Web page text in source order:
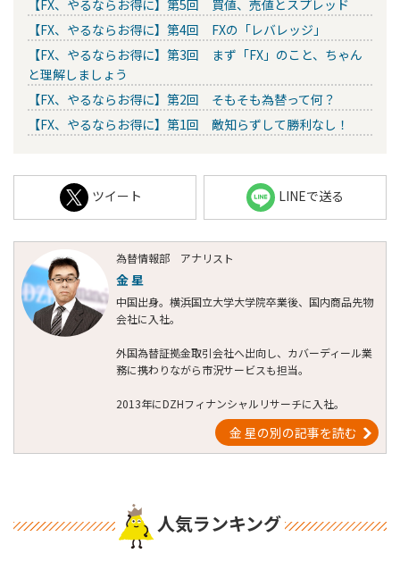
【FX、やるならお得に】第5回 買値、売値とスプレッド
【FX、やるならお得に】第4回 FXの「レバレッジ」
【FX、やるならお得に】第3回 まず「FX」のこと、ちゃん
と理解しましょう
【FX、やるならお得に】第2回 そもそも為替って何？
【FX、やるならお得に】第1回 敵知らずして勝利なし！
ツイート LINEで送る
為替情報部 アナリスト
金 星
中国出身。横浜国立大学大学院卒業後、国内商品先物
会社に入社。
外国為替証拠金取引会社へ出向し、カバーディール業
務に携わりながら市況サービスも担当。
2013年にDZHフィナンシャルリサーチに入社。
金 星の別の記事を読む
人気ランキング